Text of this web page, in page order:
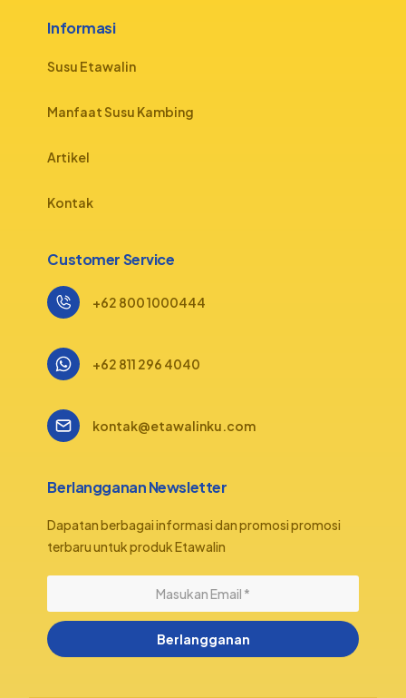
Informasi
Susu Etawalin
Manfaat Susu Kambing
Artikel
Kontak
Customer Service
+62 800 1000444
+62 811 296 4040
kontak@etawalinku.com
Berlangganan Newsletter
Dapatan berbagai informasi dan promosi promosi
terbaru untuk produk Etawalin
Berlangganan